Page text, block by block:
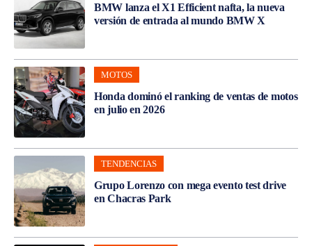
BMW lanza el X1 Efficient nafta, la nueva
versión de entrada al mundo BMW X
MOTOS
Honda dominó el ranking de ventas de motos
en julio en 2026
TENDENCIAS
Grupo Lorenzo con mega evento test drive
en Chacras Park